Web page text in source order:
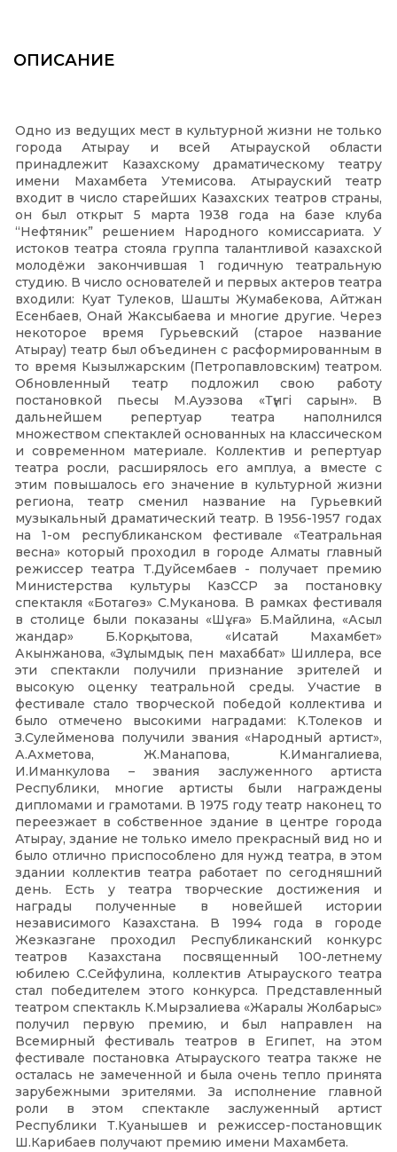
ОПИСАНИЕ
Одно из ведущих мест в культурной жизни не только
города Атырау и всей Атырауской области
принадлежит Казахскому драматическому театру
имени Махамбета Утемисова. Атырауский театр
входит в число старейших Казахских театров страны,
он был открыт 5 марта 1938 года на базе клуба
“Нефтяник” решением Народного комиссариата. У
истоков театра стояла группа талантливой казахской
молодёжи закончившая 1 годичную театральную
студию. В число основателей и первых актеров театра
входили: Куат Тулеков, Шашты Жумабекова, Айтжан
Есенбаев, Онай Жаксыбаева и многие другие. Через
некоторое время Гурьевский (старое название
Атырау) театр был объединен с расформированным в
то время Кызылжарским (Петропавловским) театром.
Обновленный театр подложил свою работу
постановкой пьесы М.Ауэзова «Түнгі сарын». В
дальнейшем репертуар театра наполнился
множеством спектаклей основанных на классическом
и современном материале. Коллектив и репертуар
театра росли, расширялось его амплуа, а вместе с
этим повышалось его значение в культурной жизни
региона, театр сменил название на Гурьевкий
музыкальный драматический театр. В 1956-1957 годах
на 1-ом республиканском фестивале «Театральная
весна» который проходил в городе Алматы главный
режиссер театра Т.Дуйсембаев - получает премию
Министерства культуры КазССР за постановку
спектакля «Ботагөз» С.Муканова. В рамках фестиваля
в столице были показаны «Шұға» Б.Майлина, «Асыл
жандар» Б.Корқытова, «Исатай Махамбет»
Акынжанова, «Зұлымдық пен махаббат» Шиллера, все
эти спектакли получили признание зрителей и
высокую оценку театральной среды. Участие в
фестивале стало творческой победой коллектива и
было отмечено высокими наградами: К.Толеков и
З.Сулейменова получили звания «Народный артист»,
А.Ахметова, Ж.Манапова, К.Имангалиева,
И.Иманкулова – звания заслуженного артиста
Республики, многие артисты были награждены
дипломами и грамотами. В 1975 году театр наконец то
переезжает в собственное здание в центре города
Атырау, здание не только имело прекрасный вид но и
было отлично приспособлено для нужд театра, в этом
здании коллектив театра работает по сегодняшний
день. Есть у театра творческие достижения и
награды полученные в новейшей истории
независимого Казахстана. В 1994 года в городе
Жезказгане проходил Республиканский конкурс
театров Казахстана посвященный 100-летнему
юбилею С.Сейфулина, коллектив Атырауского театра
стал победителем этого конкурса. Представленный
театром спектакль К.Мырзалиева «Жаралы Жолбарыс»
получил первую премию, и был направлен на
Всемирный фестиваль театров в Египет, на этом
фестивале постановка Атырауского театра также не
осталась не замеченной и была очень тепло принята
зарубежными зрителями. За исполнение главной
роли в этом спектакле заслуженный артист
Республики Т.Куанышев и режиссер-постановщик
Ш.Карибаев получают премию имени Махамбета.